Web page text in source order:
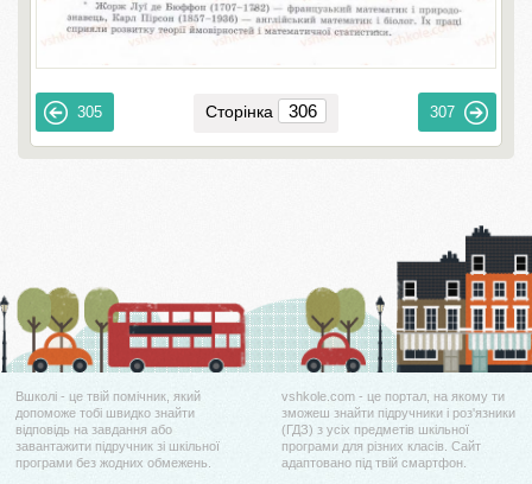
305 Сторінка 307
Вшколі - це твій помічник, який
допоможе тобі швидко знайти
відповідь на завдання або
завантажити підручник зі шкільної
програми без жодних обмежень.
vshkole.com - це портал, на якому ти
зможеш знайти підручники і роз'язники
(ГДЗ) з усіх предметів шкільної
програми для різних класів. Сайт
адаптовано під твій смартфон.